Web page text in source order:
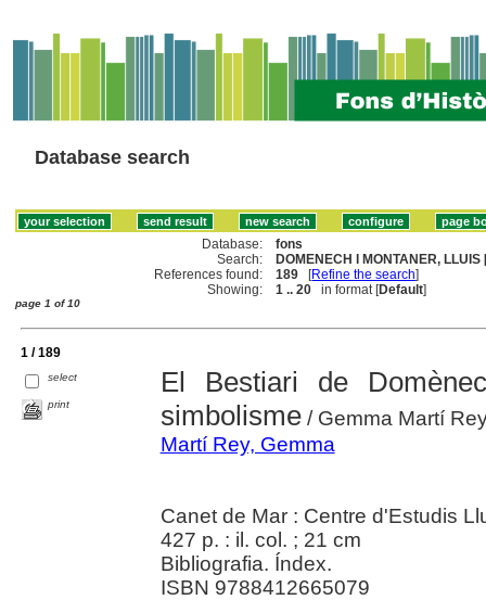
Database search
Database:
fons
Search:
DOMENECH I MONTANER, LLUIS
References found:
189 [Refine the search]
Showing:
1 .. 20 in format [Default]
page 1 of 10
1 / 189
select
print
El Bestiari de
simbolisme/ Gemma Martí
Martí Rey, Gemma
Canet de Mar : Centre d'Estudis
427 p. : il. col. ; 21 cm
Bibliografia. Índex.
ISBN 9788412665079